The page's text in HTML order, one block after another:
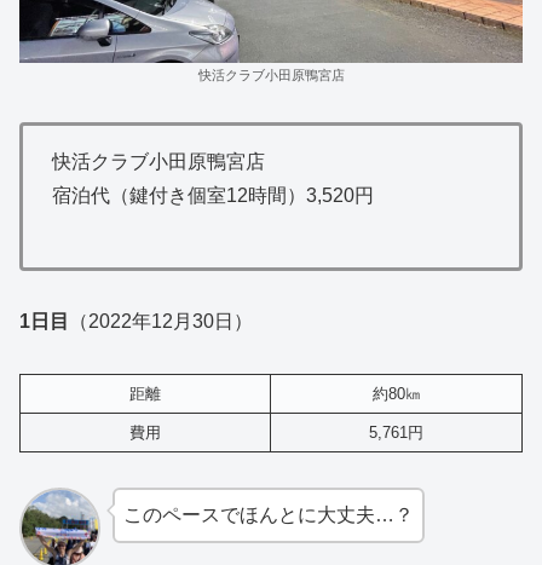
快活クラブ小田原鴨宮店
快活クラブ小田原鴨宮店
宿泊代（鍵付き個室12時間）3,520円
1日目 （2022年12月30日）
距離 約80㎞
費用 5,761円
このペースでほんとに大丈夫…？